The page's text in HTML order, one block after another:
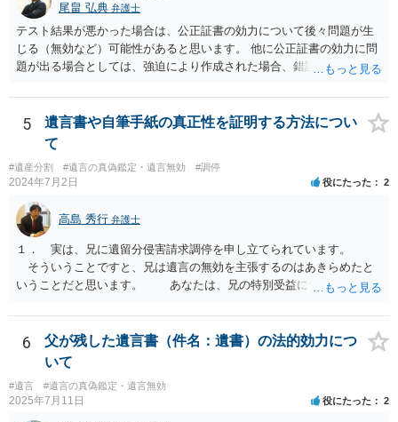
尾畠 弘典 弁護士
テスト結果が悪かった場合は、公正証書の効力について後々問題が生
じる（無効など）可能性があると思います。 他に公正証書の効力に問
題が出る場合としては、強迫により作成された場合、錯誤（勘違い）
すが、弁護士に作成を依頼する場合は、１０～数十万円程度になるケ
ースが多いと思います。 報酬体系は、弁護士ごとに異なりますので一
律の基準はありません。
5
遺言書や自筆手紙の真正性を証明する方法につい
て
#遺産分割 #遺言の真偽鑑定・遺言無効 #調停
2024年7月2日 役にたった 2
高島 秀行 弁護士
１． 実は、兄に遺留分侵害請求調停を申し立てられています。
そういうことですと、兄は遺言の無効を主張するのはあきらめたと
いうことだと思います。 あなたは、兄の特別受益について立証し
詳しい事情を話して相談された方がよいと思います。
6
父が残した遺言書（件名：遺書）の法的効力につ
いて
#遺言 #遺言の真偽鑑定・遺言無効
2025年7月11日 役にたった 2